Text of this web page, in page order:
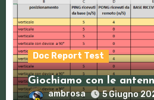
Doc Report Test
Giochiamo con le
ambrosa 5 Giugno